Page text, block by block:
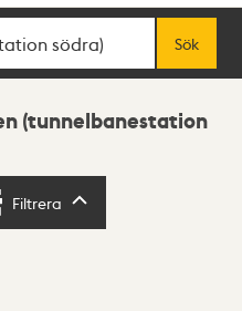
Sök
(tunnelbanestation
Filtrera